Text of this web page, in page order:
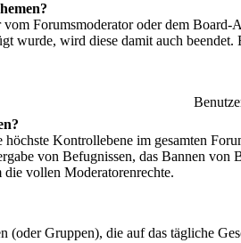
Forumsmoderator oder dem
wurde, wird diese damit auch
Kontrollebene im gesamten
von Befugnissen, das Bannen von
vollen Moderatorenrechte.
(oder Gruppen), die auf das tägliche